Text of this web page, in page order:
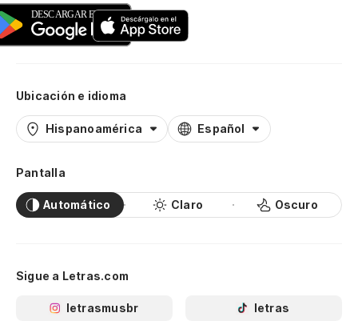
Ubicación e idioma
Hispanoamérica Español
Pantalla
Automático Claro Oscuro
Sigue a Letras.com
letrasmusbr letras